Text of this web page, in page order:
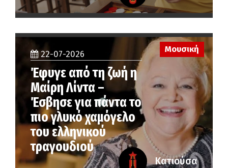
22-07-2026
Έφυγε από τη ζωή η
Μαίρη Λίντα –
Έσβησε για πάντα το
πιο γλυκό χαμόγελο
του ελληνικού
τραγουδιού
Μουσική
Κατιούσα